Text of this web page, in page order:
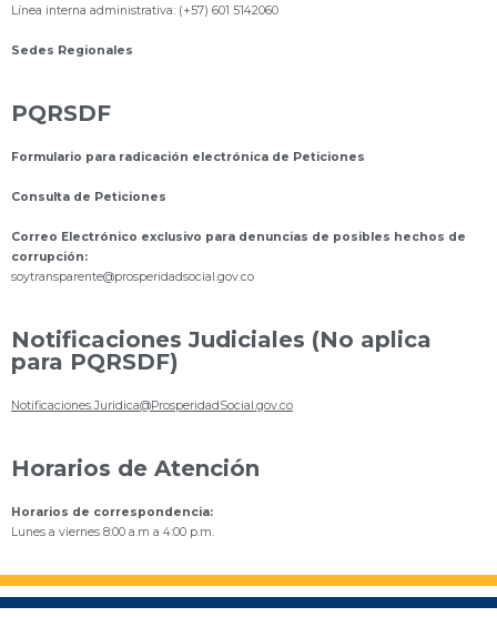
Línea interna administrativa: (+57) 601 5142060
Sedes Regionales
PQRSDF
Formulario para radicación electrónica de Peticiones
Consulta de Peticiones
Correo Electrónico exclusivo para denuncias de posibles hechos de
corrupción:
soytransparente@prosperidadsocial.gov.co
Notificaciones Judiciales (No aplica
para PQRSDF)
Notificaciones.Juridica@ProsperidadSocial.gov.co
Horarios de Atención
Horarios de correspondencia:
Lunes a viernes 8:00 a.m a 4:00 p.m.